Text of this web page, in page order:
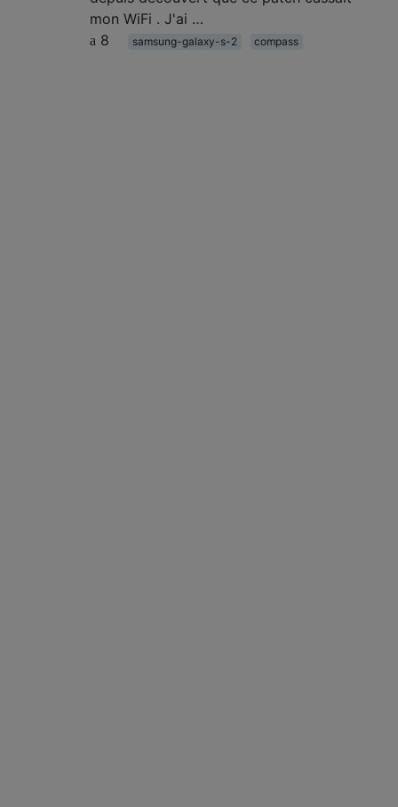
mon WiFi . J'ai …
8
samsung-galaxy-s-2 compass